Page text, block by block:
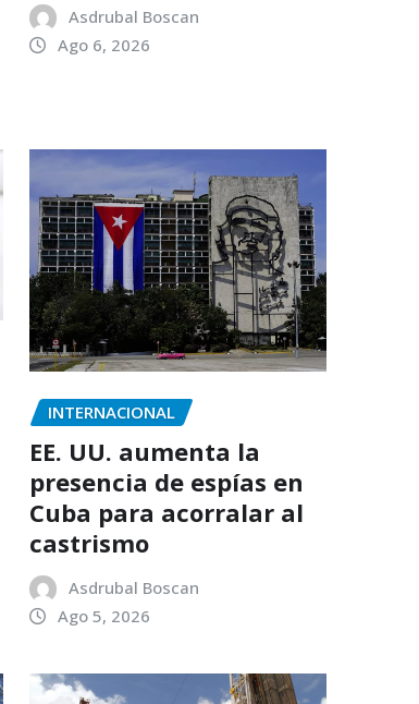
Asdrubal Boscan
Ago 6, 2026
INTERNACIONAL
EE. UU. aumenta la
presencia de espías en
Cuba para acorralar al
castrismo
Asdrubal Boscan
Ago 5, 2026